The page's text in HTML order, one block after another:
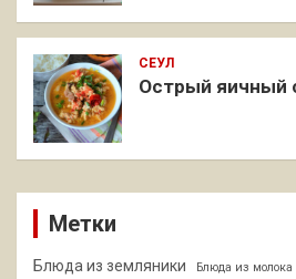
СЕУЛ
Острый яичный
Метки
Блюда из земляники Блюда из молока